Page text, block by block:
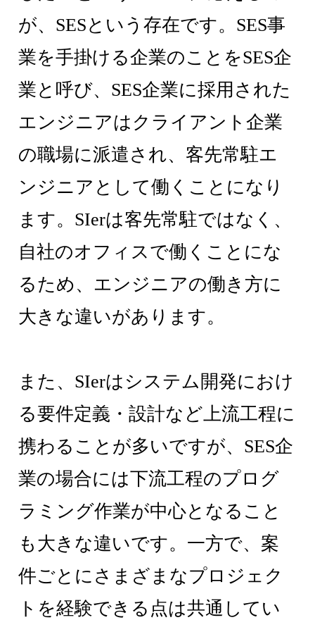
が、SESという存在です。SES事
業を手掛ける企業のことをSES企
業と呼び、SES企業に採用された
エンジニアはクライアント企業
の職場に派遣され、客先常駐エ
ンジニアとして働くことになり
ます。SIerは客先常駐ではなく、
自社のオフィスで働くことにな
るため、エンジニアの働き方に
大きな違いがあります。
また、SIerはシステム開発におけ
る要件定義・設計など上流工程に
携わることが多いですが、SES企
業の場合には下流工程のプログ
ラミング作業が中心となること
も大きな違いです。一方で、案
件ごとにさまざまなプロジェク
トを経験できる点は共通してい